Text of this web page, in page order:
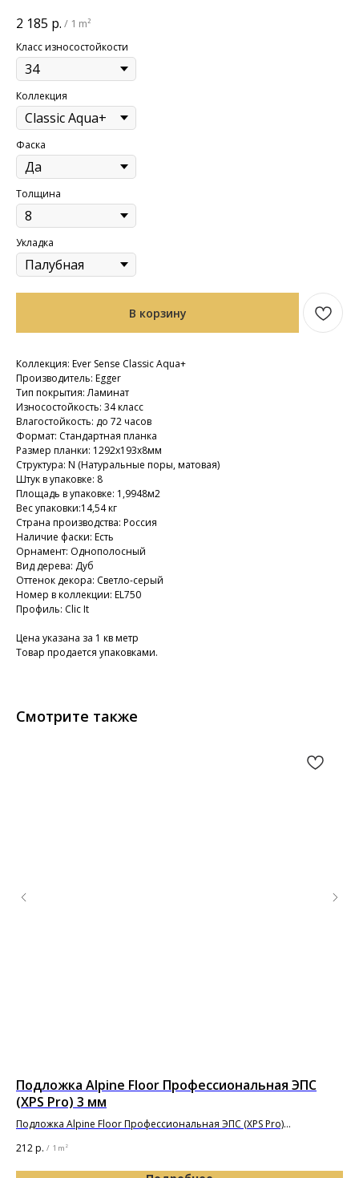
2 185 р. / 1 m²
Класс износостойкости
Коллекция
Фаска
Толщина
Укладка
В корзину
Коллекция: Ever Sense Classic Aqua+
Производитель: Egger
Тип покрытия: Ламинат
Износостойкость: 34 класс
Влагостойкость: до 72 часов
Формат: Стандартная планка
Размер планки: 1292х193х8мм
Структура: N (Натуральные поры, матовая)
Штук в упаковке: 8
Площадь в упаковке: 1,9948м2
Вес упаковки:14,54 кг
Страна производства: Россия
Наличие фаски: Есть
Орнамент: Однополосный
Вид дерева: Дуб
Оттенок декора: Светло-серый
Номер в коллекции: EL750
Профиль: Clic It
Цена указана за 1 кв метр
Товар продается упаковками.
Смотрите также
Подложка Alpine Floor Профессиональная ЭПС
(XPS Pro) 3 мм
Подложка Alpine Floor Профессиональная ЭПС (XPS Pro)
212р. / 1 m²